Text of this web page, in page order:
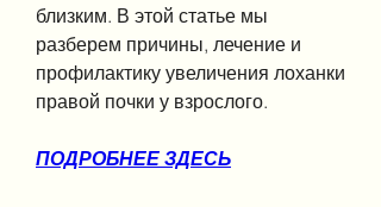
близким. В этой статье мы
разберем причины, лечение и
профилактику увеличения лоханки
правой почки у взрослого.
ПОДРОБНЕЕ ЗДЕСЬ